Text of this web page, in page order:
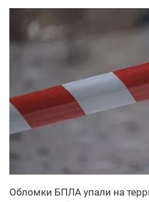
Обломки БПЛА упали на